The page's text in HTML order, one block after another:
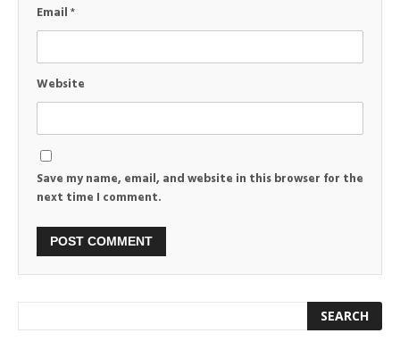
Email*
Website
Save my name, email, and website in this browser for the
next time I comment.